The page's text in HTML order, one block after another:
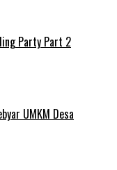
Party Part 2
UMKM Desa